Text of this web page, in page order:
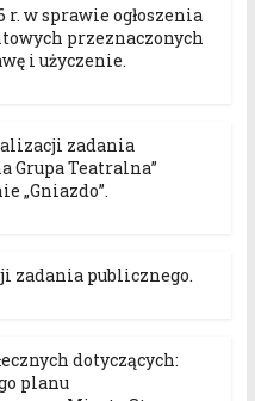
r. w sprawie ogłoszenia
przeznaczonych
i użyczenie.
zadania
Grupa Teatralna”
„Gniazdo”.
zadania publicznego.
dotyczących:
planu